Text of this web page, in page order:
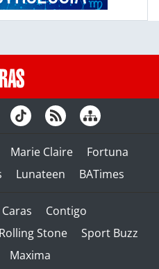
Marie Claire
Fortuna
Lunateen BATimes
Caras
Contigo
Rolling Stone
Sport Buzz
Maxima